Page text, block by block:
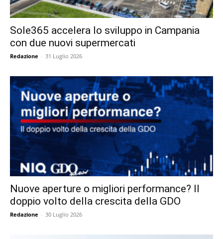
Sole365 accelera lo sviluppo in Campania
con due nuovi supermercati
Redazione - 31 Luglio 2026
Nuove aperture o migliori performance? Il
doppio volto della crescita della GDO
Redazione - 30 Luglio 2026